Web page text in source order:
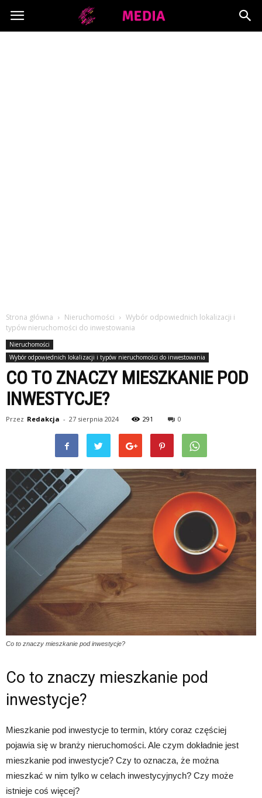
Copymedia.pl
Strona główna Nieruchomości
Wybór odpowiednich lokalizacji i
typów nieruchomości do inwestowania
Nieruchomości
Wybór odpowiednich lokalizacji i typów nieruchomości do inwestowania
CO TO ZNACZY MIESZKANIE POD
INWESTYCJE?
Przez Redakcja - 27 sierpnia 2024 291 0
Co to znaczy mieszkanie pod inwestycje?
Co to znaczy mieszkanie pod
inwestycje?
Mieszkanie pod inwestycje to termin, który coraz częściej
pojawia się w branży nieruchomości. Ale czym dokładnie jest
mieszkanie pod inwestycje? Czy to oznacza, że można
mieszkać w nim tylko w celach inwestycyjnych? Czy może
istnieje coś więcej?